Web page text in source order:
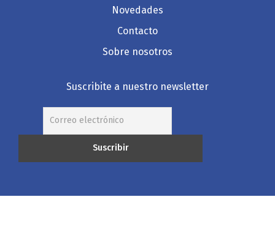
Novedades
Contacto
Sobre nosotros
Suscribite a nuestro newsletter